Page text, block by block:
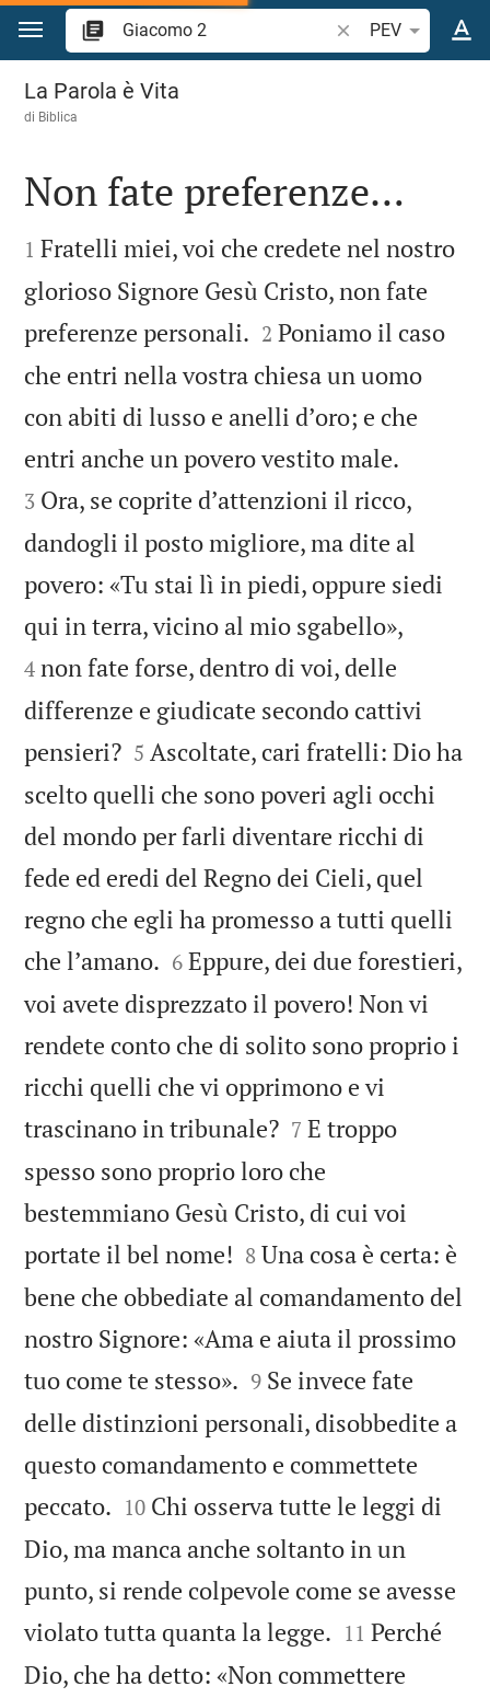
Vai al contenuto
Ricerca verso
PEV
Giacomo 2
La Parola è Vita
di Biblica

Non fate preferenze…

1 Fratelli miei, voi che credete nel nostro
glorioso Signore Gesù Cristo, non fate
preferenze personali. 

2 Poniamo il caso
che entri nella vostra chiesa un uomo
con abiti di lusso e anelli dʼoro; e che
entri anche un povero vestito male.
3 Ora, se coprite dʼattenzioni il ricco,
dandogli il posto migliore, ma dite al
povero: «Tu stai lì in piedi, oppure siedi
qui in terra, vicino al mio sgabello»,
4 non fate forse, dentro di voi, delle
differenze e giudicate secondo cattivi
pensieri?
5 Ascoltate, cari fratelli: Dio ha
scelto quelli che sono poveri agli occhi
del mondo per farli diventare ricchi di
fede ed eredi del Regno dei Cieli, quel
regno che egli ha promesso a tutti quelli
che lʼamano. 

6 Eppure, dei due forestieri,
voi avete disprezzato il povero! Non vi
rendete conto che di solito sono proprio i
ricchi quelli che vi opprimono e vi
trascinano in tribunale?
7 E troppo
spesso sono proprio loro che
bestemmiano Gesù Cristo, di cui voi
portate il bel nome! 

8 Una cosa è certa: è
bene che obbediate al comandamento del
nostro Signore: «Ama e aiuta il prossimo
tuo come te stesso». 

9 Se invece fate
delle distinzioni personali, disobbedite a
questo comandamento e commettete
peccato. 

10 Chi osserva tutte le leggi di
Dio, ma manca anche soltanto in un
punto, si rende colpevole come se avesse
violato tutta quanta la legge. 

11 Perché
Dio, che ha detto: «Non commettere